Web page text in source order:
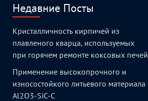
Недавние Посты
Кристалличность кирпичей из
плавленого кварца, используемых
при горячем ремонте коксовых печей
Применение высокопрочного и
износостойкого литьевого материала
Al2O3-SiC-C